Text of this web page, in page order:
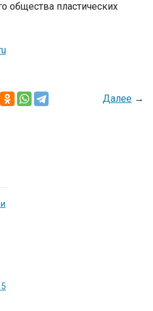
общества пластических
Далее →